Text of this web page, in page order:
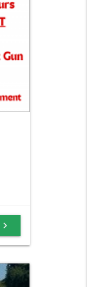
keyboard_arrow_right